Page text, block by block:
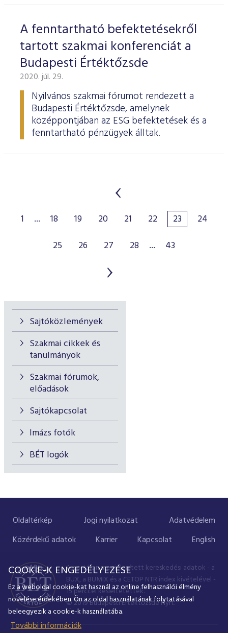
Sajtóközlemények
Szakmai cikkek és
tanulmányok
Szakmai fórumok,
előadások
Sajtókapcsolat
Imázs fotók
BÉT logók
A fenntartható befektetésekről
tartott szakmai konferenciát a
Budapesti Értéktőzsde
2020. júl. 29.
Nyilvános szakmai fórumot rendezett a
Budapesti Értéktőzsde, amelynek
középpontjában az ESG befektetések és a
fenntartható pénzügyek álltak.
1 ... 18 19 20 21 22 23
24
25
26 27 28 ... 43
Oldaltérkép Jogi nyilatkozat
Adatvédelem
Közérdekű adatok
Karrier Kapcsolat English
A portálon megjelenített kereskedési adatok - a
BUX, a BUMIX és a CETOP NTR index kivételével -
15 perccel késleltetettek.
© 2019 Budapesti Értéktőzsde Nyrt.
COOKIE-K ENGEDÉLYEZÉSE
Ez a weboldal cookie-kat használ az online felhasználói élmény
növelése érdekében. Ön az oldal használatának folytatásával
beleegyezik a cookie-k használatába.
További információk